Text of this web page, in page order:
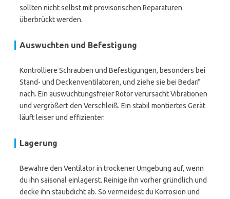
sollten nicht selbst mit provisorischen Reparaturen
überbrückt werden.
Auswuchten und Befestigung
Kontrolliere Schrauben und Befestigungen, besonders bei
Stand- und Deckenventilatoren, und ziehe sie bei Bedarf
nach. Ein auswuchtungsfreier Rotor verursacht Vibrationen
und vergrößert den Verschleiß. Ein stabil montiertes Gerät
läuft leiser und effizienter.
Lagerung
Bewahre den Ventilator in trockener Umgebung auf, wenn
du ihn saisonal einlagerst. Reinige ihn vorher gründlich und
decke ihn staubdicht ab. So vermeidest du Korrosion und